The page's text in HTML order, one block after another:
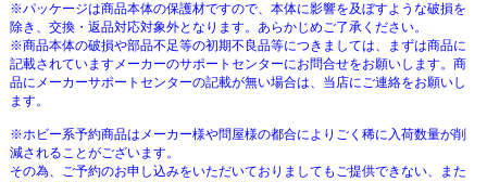
※パッケージは商品本体の保護材ですので、本体に影響を及ぼすような破損を
除き、交換・返品対応対象外となります。あらかじめご了承ください。
※商品本体の破損や部品不足等の初期不良品等につきましては、まずは商品に
記載されていますメーカーのサポートセンターにお問合せをお願いします。商
品にメーカーサポートセンターの記載が無い場合は、当店にご連絡をお願いし
ます。
※ホビー系予約商品はメーカー様や問屋様の都合によりごく稀に入荷数量が削
減されることがございます。
その為、ご予約のお申し込みをいただいておりましてもご提供できない、また